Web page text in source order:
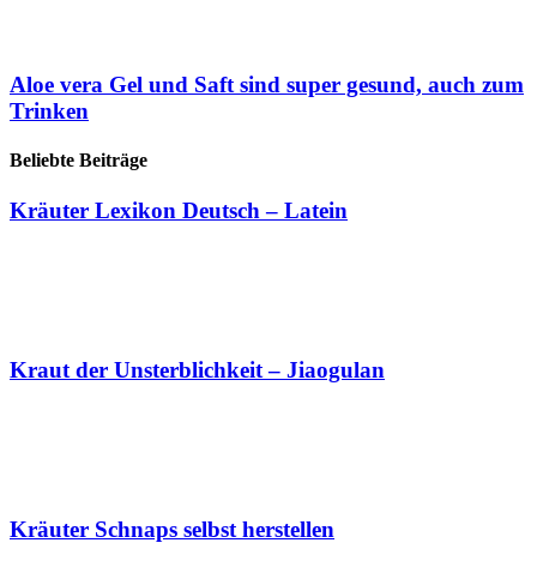
Aloe vera Gel und Saft sind super gesund, auch zum
Trinken
Beliebte Beiträge
Kräuter Lexikon Deutsch – Latein
Kraut der Unsterblichkeit – Jiaogulan
Kräuter Schnaps selbst herstellen